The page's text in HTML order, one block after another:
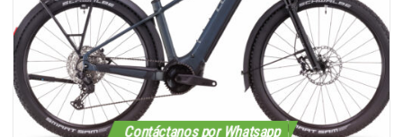
Contáctanos por Whatsapp